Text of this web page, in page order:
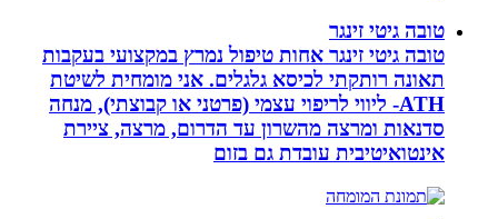
טובה גיטי זינגר
טובה גיטי זינגר אחות טיפול נמרץ במקצועי בעקבות
תאונה רותקתי לכיסא גלגלים. אני מומחית לשיטת
ATH- ליווי לריפוי עצמי (פרטני או קבוצתי), מנחה
סדנאות ומרצה מהשרון עד הדרום, מרצה, ציירת
אינטואיטיבית עובדת גם בזום